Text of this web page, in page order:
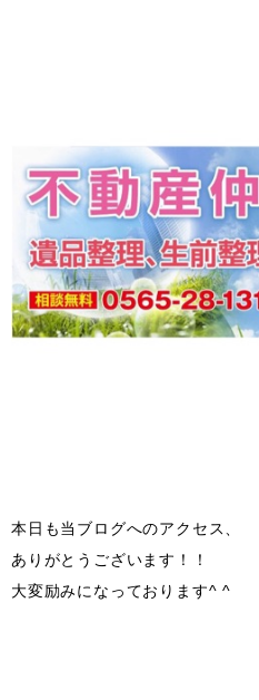
本日も当ブログへのアクセス、
ありがとうございます！！
大変励みになっております^ ^